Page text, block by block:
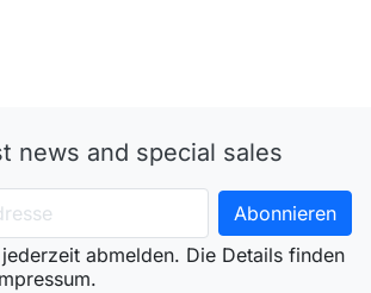
news and special sales
abmelden. Die Details finden